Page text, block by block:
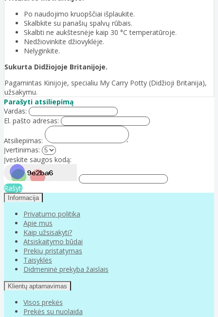
Po naudojimo kruopščiai išplaukite.
Skalbkite su panašių spalvų rūbais.
Skalbti ne aukštesnėje kaip 30 °C temperatūroje.
Nedžiovinkite džiovyklėje.
Nelyginkite.
Sukurta Didžiojoje Britanijoje.
Pagamintas Kinijoje, specialiu My Carry Potty (Didžioji Britanija),
užsakymu.
Parašyti atsiliepimą
Vardas:
El. pašto adresas:
Atsiliepimas:
Įvertinimas:
Įveskite saugos kodą:
Rašyti
Informacija
Privatumo politika
Apie mus
Kaip užsisakyti?
Atsiskaitymo būdai
Prekių pristatymas
Taisyklės
Didmeninė prekyba žaislais
Klientų aptarnavimas
Visos prekės
Prekės su nuolaida